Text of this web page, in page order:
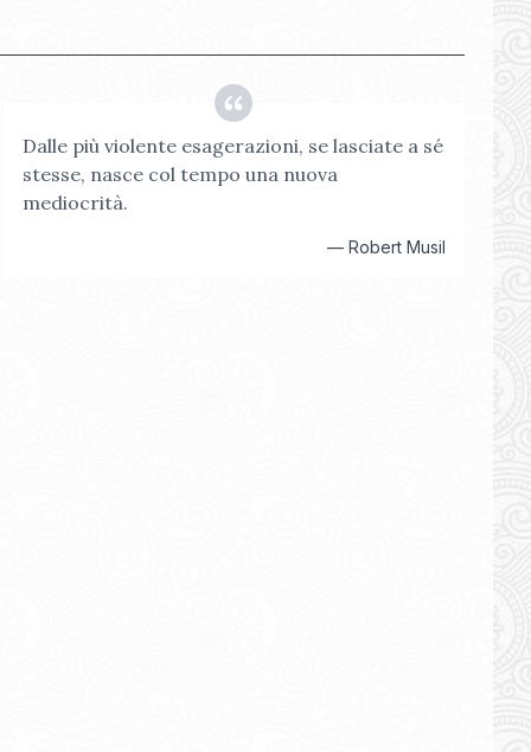
Dalle più violente esagerazioni, se lasciate a sé
stesse, nasce col tempo una nuova
mediocrità.
— Robert Musil